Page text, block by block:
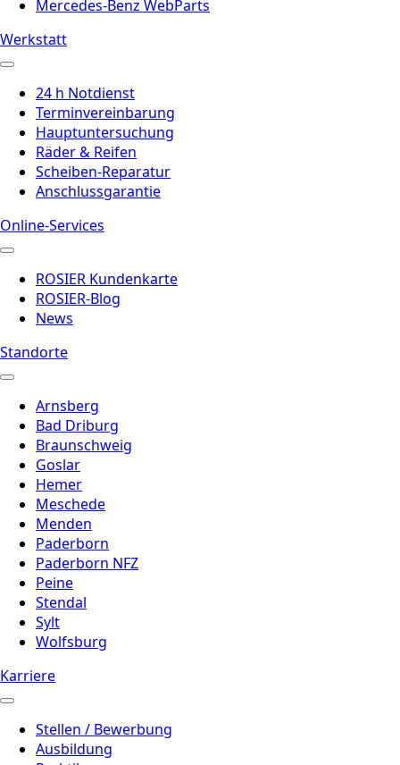
Mercedes-Benz WebParts
Werkstatt
24 h Notdienst
Terminvereinbarung
Hauptuntersuchung
Räder & Reifen
Scheiben-Reparatur
Anschlussgarantie
Online-Services
ROSIER Kundenkarte
ROSIER-Blog
News
Standorte
Arnsberg
Bad Driburg
Braunschweig
Goslar
Hemer
Meschede
Menden
Paderborn
Paderborn NFZ
Peine
Stendal
Sylt
Wolfsburg
Karriere
Stellen / Bewerbung
Ausbildung